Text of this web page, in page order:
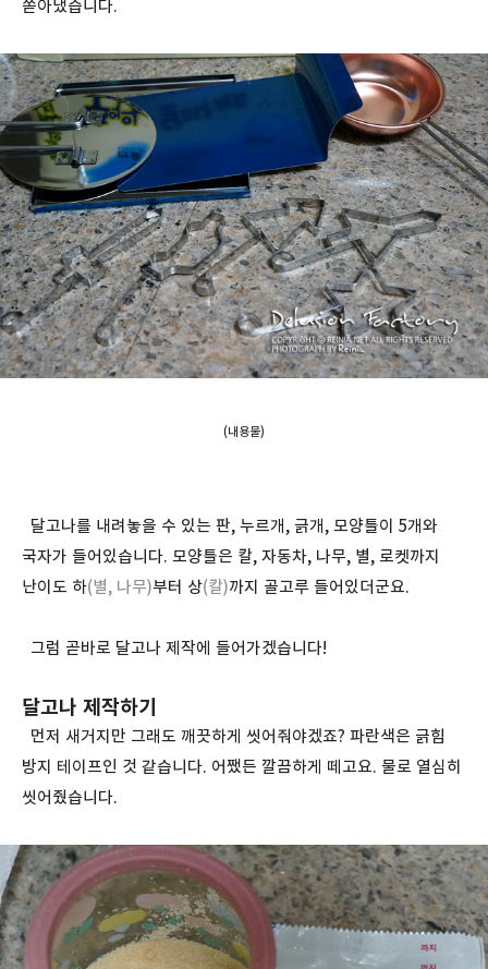
쏟아냈습니다.
(내용물)
달고나를 내려놓을 수 있는 판, 누르개, 긁개, 모양틀이 5개와
국자가 들어있습니다. 모양틀은 칼, 자동차, 나무, 별, 로켓까지
난이도 하(별, 나무)부터 상(칼)까지 골고루 들어있더군요.
그럼 곧바로 달고나 제작에 들어가겠습니다!
달고나 제작하기
먼저 새거지만 그래도 깨끗하게 씻어줘야겠죠? 파란색은 긁힘
방지 테이프인 것 같습니다. 어쨌든 깔끔하게 떼고요. 물로 열심히
씻어줬습니다.